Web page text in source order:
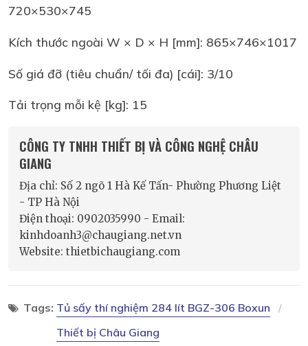
720×530×745
Kích thước ngoài W × D × H [mm]: 865×746×1017
Số giá đỡ (tiêu chuẩn/ tối đa) [cái]: 3/10
Tải trọng mỗi kệ [kg]: 15
CÔNG TY TNHH THIẾT BỊ VÀ CÔNG NGHỆ CHÂU
GIANG
Địa chỉ: Số 2 ngõ 1 Hà Kế Tấn- Phường Phương Liệt
- TP Hà Nội
Điện thoại: 0902035990 - Email:
kinhdoanh3@chaugiang.net.vn
Website: thietbichaugiang.com
Tags: Tủ sấy thí nghiệm 284 lít BGZ-306 Boxun
Thiết bị Châu Giang